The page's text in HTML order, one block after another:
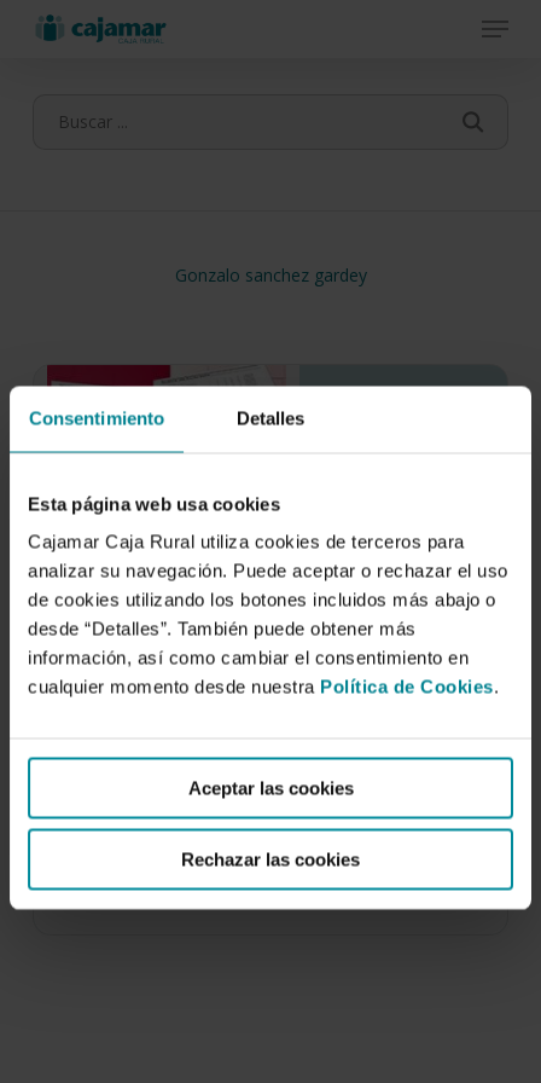
Consentimiento Detalles
Esta página web usa cookies
Cajamar Caja Rural utiliza cookies de terceros para
analizar su navegación. Puede aceptar o rechazar el uso
de cookies utilizando los botones incluidos más abajo o
desde “Detalles”. También puede obtener más
información, así como cambiar el consentimiento en
cualquier momento desde nuestra Política de Cookies.
Aceptar las cookies
Rechazar las cookies
Menu
Gonzalo sanchez gardey
indicadores
5 de octubre de 2006
Sistema de Indicadores” es una herramienta que
permitirá valorar…